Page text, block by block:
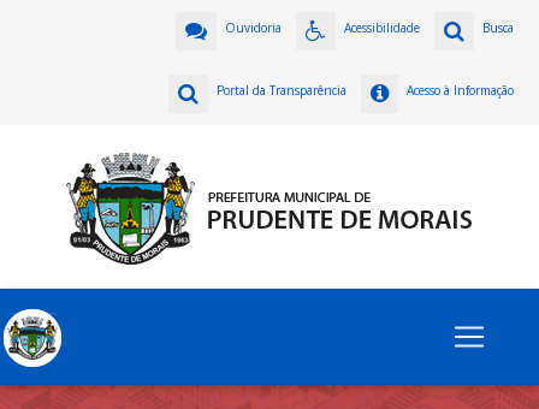
Busca
Acessibilidade
Ouvidoria
Acesso à Informação
Portal da Transparência